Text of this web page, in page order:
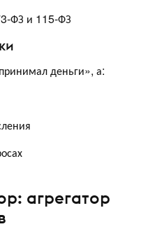
ФЗ и 115-ФЗ
деньги», а:
агрегатор